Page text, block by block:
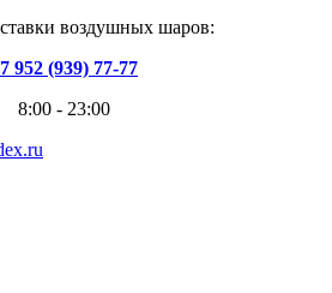
воздушных шаров:
952 (939) 77-77
8:00 - 23:00